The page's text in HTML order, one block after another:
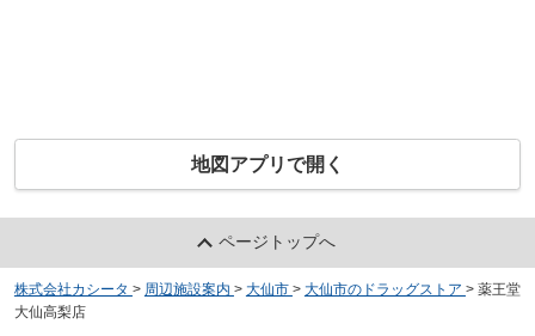
地図アプリで開く
ページトップへ
株式会社カシータ > 周辺施設案内 > 大仙市 > 大仙市のドラッグストア > 薬王堂
大仙高梨店